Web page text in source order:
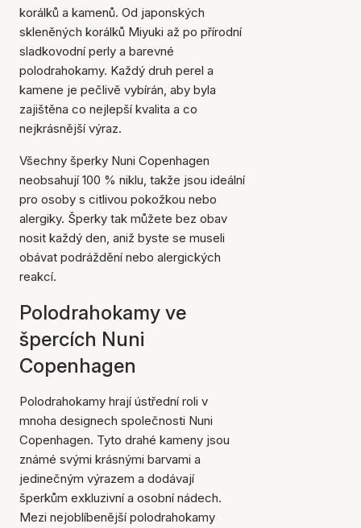
korálků a kamenů. Od japonských
skleněných korálků Miyuki až po přírodní
sladkovodní perly a barevné
polodrahokamy. Každý druh perel a
kamene je pečlivě vybírán, aby byla
zajištěna co nejlepší kvalita a co
nejkrásnější výraz.
Všechny šperky Nuni Copenhagen
neobsahují 100 % niklu, takže jsou ideální
pro osoby s citlivou pokožkou nebo
alergiky. Šperky tak můžete bez obav
nosit každý den, aniž byste se museli
obávat podráždění nebo alergických
reakcí.
Polodrahokamy ve
špercích Nuni
Copenhagen
Polodrahokamy hrají ústřední roli v
mnoha designech společnosti Nuni
Copenhagen. Tyto drahé kameny jsou
známé svými krásnými barvami a
jedinečným výrazem a dodávají
šperkům exkluzivní a osobní nádech.
Mezi nejoblíbenější polodrahokamy